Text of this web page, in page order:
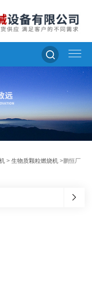
>生物质颗粒燃烧机 >鹏恒厂